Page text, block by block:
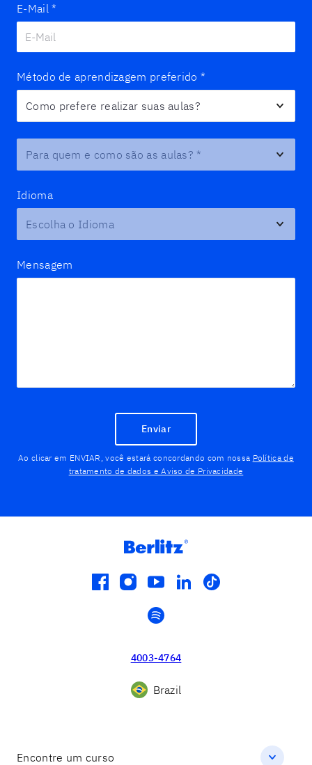
E-Mail *
Método de aprendizagem preferido *
Idioma
Mensagem
Enviar
Ao clicar em ENVIAR, você estará concordando com nossa Política de
tratamento de dados e Aviso de Privacidade
facebook
instagram
youtube
linkedin
tiktok
spotify
4003-4764
Brazil
Encontre um curso